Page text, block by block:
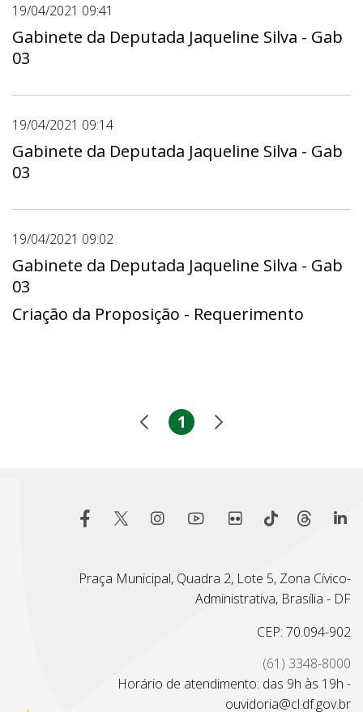
19/04/2021 09:41
Gabinete da Deputada Jaqueline Silva - Gab
03
19/04/2021 09:14
Gabinete da Deputada Jaqueline Silva - Gab
03
19/04/2021 09:02
Gabinete da Deputada Jaqueline Silva - Gab
03
Criação da Proposição - Requerimento
1
Praça Municipal, Quadra 2, Lote 5, Zona Cívico-
Administrativa, Brasília - DF
CEP: 70.094-902
(61) 3348-8000
Horário de atendimento: das 9h às 19h -
ouvidoria@cl.df.gov.br